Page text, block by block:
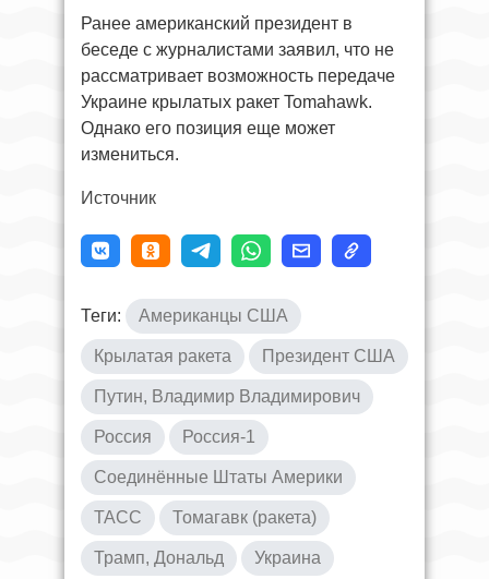
Ранее американский президент в
беседе с журналистами заявил, что не
рассматривает возможность передаче
Украине крылатых ракет Tomahawk.
Однако его позиция еще может
измениться.
Источник
Теги: Американцы США
Крылатая ракета Президент США
Путин, Владимир Владимирович
Россия Россия-1
Соединённые Штаты Америки
ТАСС Томагавк (ракета)
Трамп, Дональд Украина